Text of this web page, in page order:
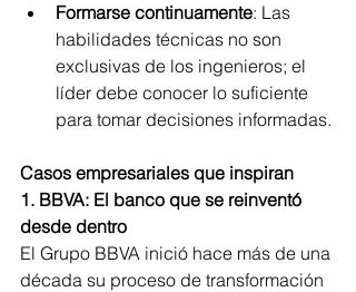
Formarse continuamente: Las
habilidades técnicas no son
exclusivas de los ingenieros; el
líder debe conocer lo suficiente
para tomar decisiones informadas.
Casos empresariales que inspiran
1. BBVA: El banco que se reinventó
desde dentro
El Grupo BBVA inició hace más de una
década su proceso de transformación